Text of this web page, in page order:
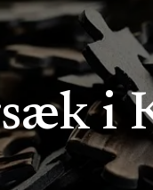
i